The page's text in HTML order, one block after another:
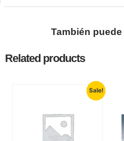
También
Related products
Sale!